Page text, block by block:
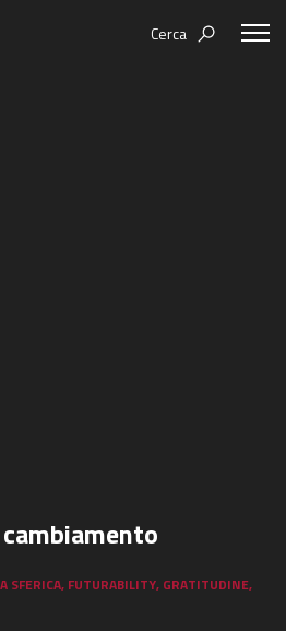
Cerca
SFERICA, FUTURABILITY, GRATITUDINE,